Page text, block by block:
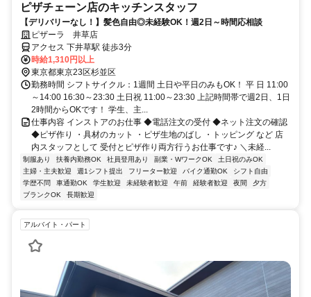
ピザチェーン店のキッチンスタッフ
【デリバリーなし！】髪色自由◎未経験OK！週2日～時間応相談
ピザーラ 井草店
アクセス 下井草駅 徒歩3分
時給1,310円以上
東京都東京23区杉並区
勤務時間 シフトサイクル：1週間 土日や平日のみもOK！ 平 日 11:00
～14:00 16:30～23:30 土日祝 11:00～23:30 上記時間帯で週2日、1日
2時間からOKです！ 学生、主...
仕事内容 インストアのお仕事 ◆電話注文の受付 ◆ネット注文の確認
◆ピザ作り ・具材のカット ・ピザ生地のばし ・トッピング など 店
内スタッフとして 受付とピザ作り両方行うお仕事です♪ ＼未経...
制服あり 扶養内勤務OK 社員登用あり 副業・WワークOK
土日祝のみOK
主婦・主夫歓迎
週1シフト提出 フリーター歓迎 バイク通勤OK
シフト自由
学歴不問
車通勤OK 学生歓迎 未経験者歓迎 午前 経験者歓迎 夜間
夕方
ブランクOK
長期歓迎
アルバイト・パート